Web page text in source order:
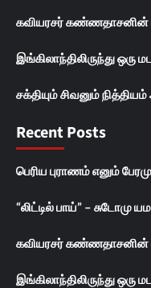
கவியரசர் கண்ணதாசனின்
இங்கிலாந்திலிருந்து ஒரு
சக்தியும் சிவனும்
Recent Posts
பெரிய புராணம் எனும்
“லிட்டில் பாய்” – சுடோமு
கவியரசர் கண்ணதாசனின்
இங்கிலாந்திலிருந்து ஒரு